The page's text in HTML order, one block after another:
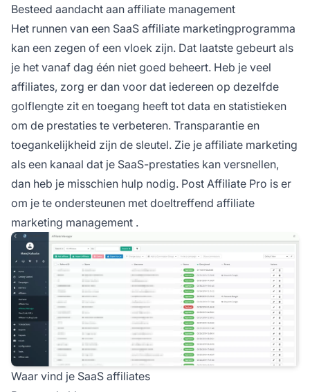
Besteed aandacht aan affiliate management
Het runnen van een SaaS affiliate marketingprogramma
kan een zegen of een vloek zijn. Dat laatste gebeurt als
je het vanaf dag één niet goed beheert. Heb je veel
affiliates, zorg er dan voor dat iedereen op dezelfde
golflengte zit en toegang heeft tot data en statistieken
om de prestaties te verbeteren. Transparantie en
toegankelijkheid zijn de sleutel. Zie je affiliate marketing
als een kanaal dat je SaaS-prestaties kan versnellen,
dan heb je misschien hulp nodig. Post Affiliate Pro is er
om je te ondersteunen met doeltreffend affiliate
marketing management .
Waar vind je SaaS affiliates